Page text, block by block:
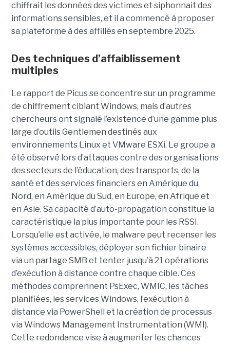
chiffrait les données des victimes et siphonnait des
informations sensibles, et il a commencé à proposer
sa plateforme à des affiliés en septembre 2025.
Des techniques d’affaiblissement
multiples
Le rapport de Picus se concentre sur un programme
de chiffrement ciblant Windows, mais d’autres
chercheurs ont signalé l’existence d’une gamme plus
large d’outils Gentlemen destinés aux
environnements Linux et VMware ESXi. Le groupe a
été observé lors d’attaques contre des organisations
des secteurs de l’éducation, des transports, de la
santé et des services financiers en Amérique du
Nord, en Amérique du Sud, en Europe, en Afrique et
en Asie. Sa capacité d’auto-propagation constitue la
caractéristique la plus importante pour les RSSI.
Lorsqu’elle est activée, le malware peut recenser les
systèmes accessibles, déployer son fichier binaire
via un partage SMB et tenter jusqu’à 21 opérations
d’exécution à distance contre chaque cible. Ces
méthodes comprennent PsExec, WMIC, les tâches
planifiées, les services Windows, l’exécution à
distance via PowerShell et la création de processus
via Windows Management Instrumentation (WMI).
Cette redondance vise à augmenter les chances